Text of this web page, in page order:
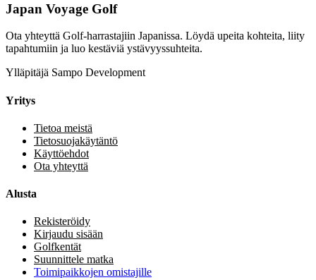
Japan Voyage Golf
Ota yhteyttä Golf-harrastajiin Japanissa. Löydä upeita kohteita, liity
tapahtumiin ja luo kestäviä ystävyyssuhteita.
Ylläpitäjä Sampo Development
Yritys
Tietoa meistä
Tietosuojakäytäntö
Käyttöehdot
Ota yhteyttä
Alusta
Rekisteröidy
Kirjaudu sisään
Golfkentät
Suunnittele matka
Toimipaikkojen omistajille